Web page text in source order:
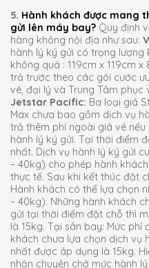
5. Hành khách được mang
gửi lên máy bay? Quy định
hàng không nội địa như sau:
hành lý ký gửi có trọng lượng
không quá : 119cm x 119cm
trả trước theo các gói cước
vé, đại lý và Trung Tâm phục
Jetstar Pacific: Ba loại giá
Max chưa bao gồm dịch vụ
trả thêm phí ngoài giá vé
hành lý ký gửi. Tại thời điểm
nhất. Dịch vụ hành lý ký gửi
– 40kg) cho phép hành
thực tế. Sau khi kết thúc đặt
Hành khách có thể lựa chọn
– 40kg). Những hành khách
gửi tại thời điểm đặt chỗ thì
là 15kg. Tại sân bay: Mức phí
khách chưa lựa chọn dịch vụ
nhất được áp dụng là 15kg.
nhận chuyên chở mức hành